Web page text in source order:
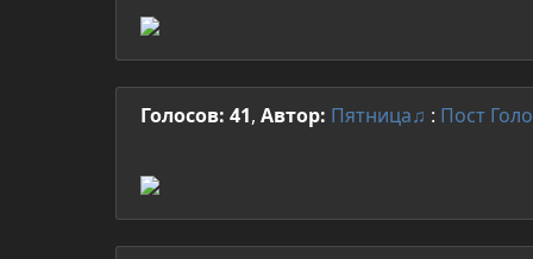
Голосов: 41, Автор: Пятница♫ : Пост